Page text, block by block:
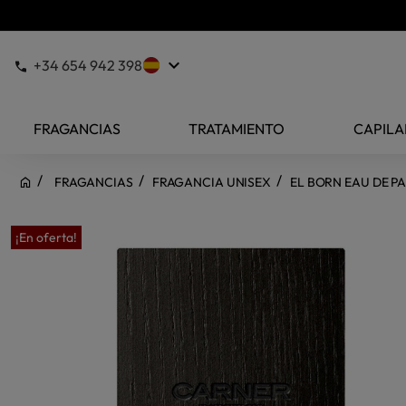
+34 654 942 398 keyboard_arrow_down
FRAGANCIAS TRATAMIENTO
FRAGANCIAS FRAGANCIA UNISEX EL BORN EAU DE
¡En oferta!